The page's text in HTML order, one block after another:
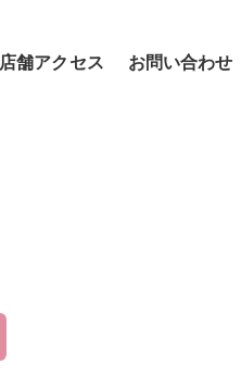
店舗アクセス お問い合わせ